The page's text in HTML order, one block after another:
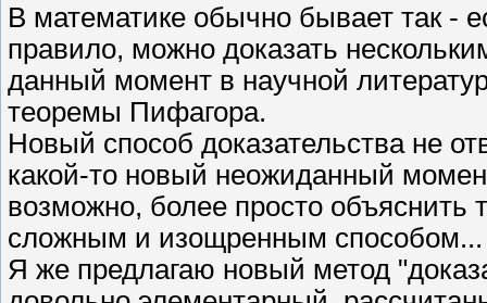
В математике обычно бывает так -
правило, можно доказать
данный момент в научной
теоремы Пифагора.
Новый способ доказательства не
какой-то новый неожиданный
возможно, более просто объяснить
сложным и изощренным способом...
Я же предлагаю новый метод